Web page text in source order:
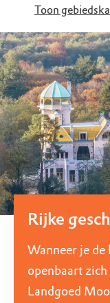
Toon
Rijke
Wanneer je de
openbaart
Landgoed